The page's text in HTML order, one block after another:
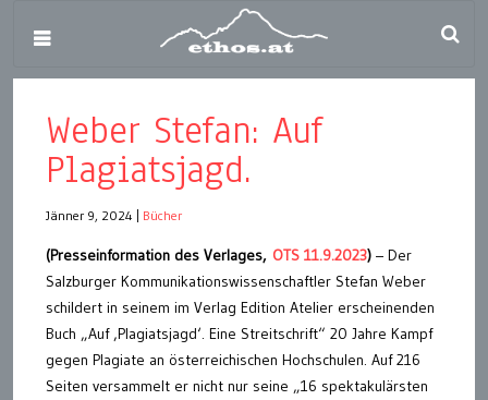
Weber Stefan: Auf
Plagiatsjagd.
Jänner 9, 2024 Bücher
(Presseinformation des Verlages,OTS 11.9.2023) – Der
Salzburger Kommunikationswissenschaftler Stefan Weber
schildert in seinem im Verlag Edition Atelier erscheinenden
Buch „Auf ‚Plagiatsjagd‘. Eine Streitschrift“ 20 Jahre Kampf
gegen Plagiate an österreichischen Hochschulen. Auf 216
Seiten versammelt er nicht nur seine „16 spektakulärsten